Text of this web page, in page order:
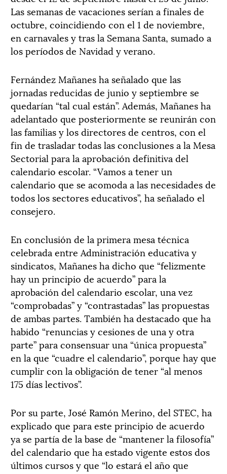
Las semanas de vacaciones serían a finales de
octubre, coincidiendo con el 1 de noviembre,
en carnavales y tras la Semana Santa, sumado a
los períodos de Navidad y verano.
Fernández Mañanes ha señalado que las
jornadas reducidas de junio y septiembre se
quedarían “tal cual están”. Además, Mañanes ha
adelantado que posteriormente se reunirán con
las familias y los directores de centros, con el
fin de trasladar todas las conclusiones a la Mesa
Sectorial para la aprobación definitiva del
calendario escolar. “Vamos a tener un
calendario que se acomoda a las necesidades de
todos los sectores educativos”, ha señalado el
consejero.
En conclusión de la primera mesa técnica
celebrada entre Administración educativa y
sindicatos, Mañanes ha dicho que “felizmente
hay un principio de acuerdo” para la
aprobación del calendario escolar, una vez
“comprobadas” y “contrastadas” las propuestas
de ambas partes. También ha destacado que ha
habido “renuncias y cesiones de una y otra
parte” para consensuar una “única propuesta”
en la que “cuadre el calendario”, porque hay que
cumplir con la obligación de tener “al menos
175 días lectivos”.
Por su parte, José Ramón Merino, del STEC, ha
explicado que para este principio de acuerdo
ya se partía de la base de “mantener la filosofía”
del calendario que ha estado vigente estos dos
últimos cursos y que “lo estará el año que